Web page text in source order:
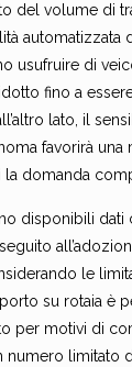
del volume di
usufruire di
fino a
lato, il
favorirà
domanda
disponibili
le
su rotaia è
per motivi di
numero limitato